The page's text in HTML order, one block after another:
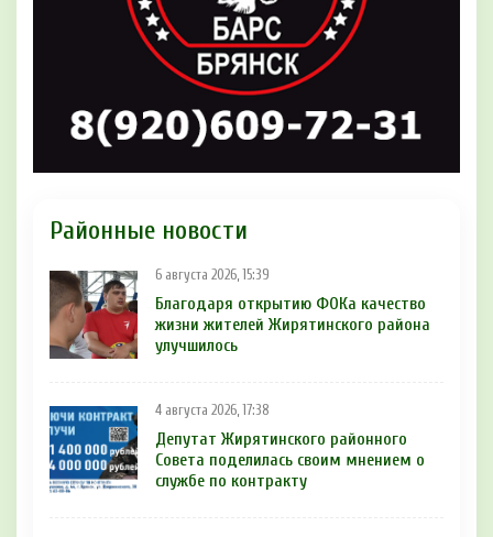
Районные новости
6 августа 2026, 15:39
Благодаря открытию ФОКа качество
жизни жителей Жирятинского района
улучшилось
4 августа 2026, 17:38
Депутат Жирятинского районного
Совета поделилась своим мнением о
службе по контракту